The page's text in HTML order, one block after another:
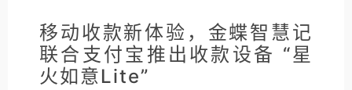
移动收款新体验，金蝶智慧记
联合支付宝推出收款设备 “星
火如意Lite”